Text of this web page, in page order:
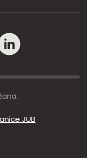
JUB